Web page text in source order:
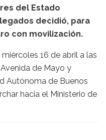
del Estado
decidió, para
con movilización.
16 de abril a las
de Mayo y
Autónoma de Buenos
hacia el Ministerio de